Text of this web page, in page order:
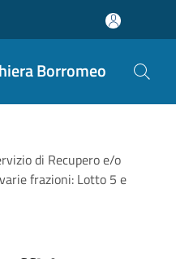
Borromeo
di Recupero e/o
frazioni: Lotto 5 e